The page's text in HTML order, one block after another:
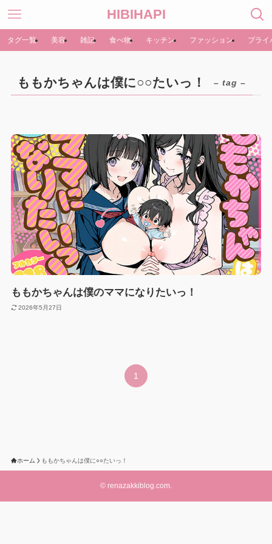
HIBIHAPI
タグ一覧 美容 雑記 食べ物 キッチン ファッション プライ
ももかちゃんは僕に○○たいっ！ – tag –
ももかちゃんは僕のママになりたいっ！
2026年5月27日
1
ホーム ももかちゃんは僕に○○たいっ！
© renazakkiblog.com.